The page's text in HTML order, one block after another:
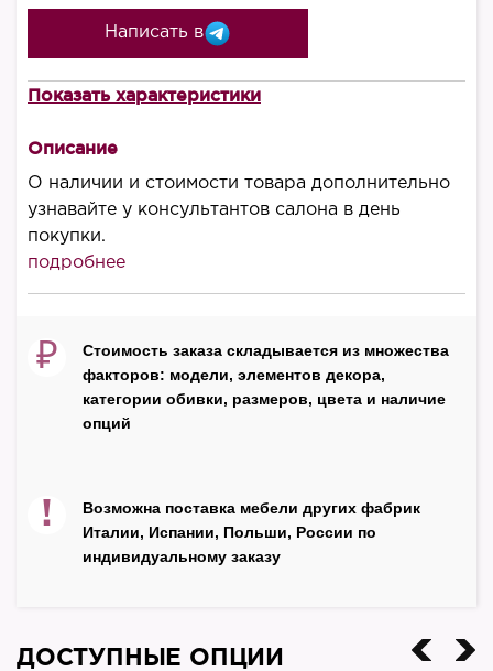
Написать в
В наличии
Производитель
Urbanica
Страна
Россия
Показать характеристики
Описание
О наличии и стоимости товара дополнительно
узнавайте у консультантов салона в день
покупки.
подробнее
₽
Стоимость заказа складывается из множества
факторов: модели, элементов декора,
категории обивки, размеров, цвета и наличие
опций
!
Возможна поставка мебели других фабрик
Италии, Испании, Польши, России по
индивидуальному заказу
ДОСТУПНЫЕ ОПЦИИ